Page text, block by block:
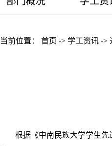
当前位置： 首页 -> 学工资讯 ->
根据《中南民族大学学生